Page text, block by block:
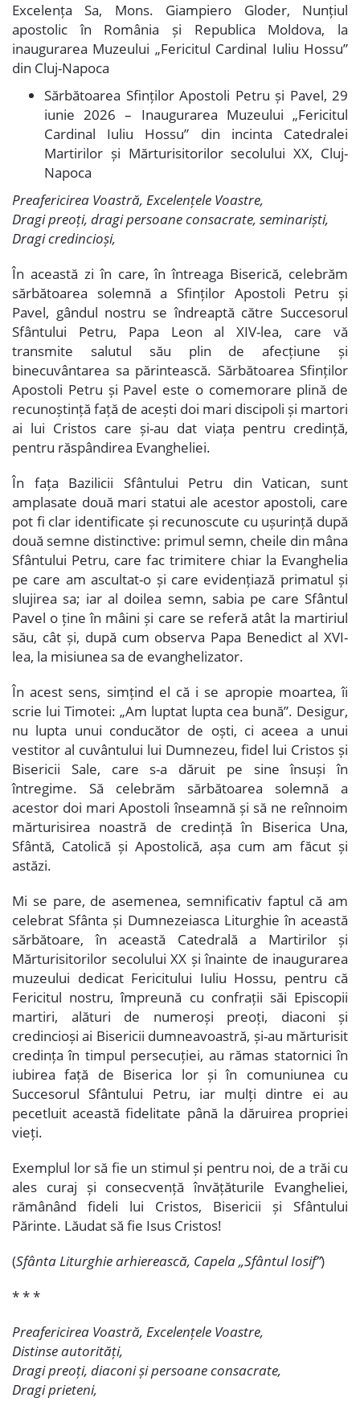
Excelența Sa, Mons. Giampiero Gloder, Nunțiul
apostolic în România și Republica Moldova, la
inaugurarea Muzeului „Fericitul Cardinal Iuliu Hossu”
din Cluj-Napoca
Sărbătoarea Sfinților Apostoli Petru și Pavel, 29
iunie 2026 – Inaugurarea Muzeului „Fericitul
Cardinal Iuliu Hossu” din incinta Catedralei
Martirilor și Mărturisitorilor secolului XX, Cluj-
Napoca
Preafericirea Voastră, Excelențele Voastre,
Dragi preoți, dragi persoane consacrate, seminariști,
Dragi credincioși,
În această zi în care, în întreaga Biserică, celebrăm
sărbătoarea solemnă a Sfinților Apostoli Petru și
Pavel, gândul nostru se îndreaptă către Succesorul
Sfântului Petru, Papa Leon al XIV-lea, care vă
transmite salutul său plin de afecțiune și
binecuvântarea sa părintească. Sărbătoarea Sfinților
Apostoli Petru și Pavel este o comemorare plină de
recunoștință față de acești doi mari discipoli și martori
ai lui Cristos care și-au dat viața pentru credință,
pentru răspândirea Evangheliei.
În fața Bazilicii Sfântului Petru din Vatican, sunt
amplasate două mari statui ale acestor apostoli, care
pot fi clar identificate și recunoscute cu ușurință după
două semne distinctive: primul semn, cheile din mâna
Sfântului Petru, care fac trimitere chiar la Evanghelia
pe care am ascultat-o și care evidențiază primatul și
slujirea sa; iar al doilea semn, sabia pe care Sfântul
Pavel o ține în mâini și care se referă atât la martiriul
său, cât și, după cum observa Papa Benedict al XVI-
lea, la misiunea sa de evanghelizator.
În acest sens, simțind el că i se apropie moartea, îi
scrie lui Timotei: „Am luptat lupta cea bună”. Desigur,
nu lupta unui conducător de oști, ci aceea a unui
vestitor al cuvântului lui Dumnezeu, fidel lui Cristos și
Bisericii Sale, care s-a dăruit pe sine însuși în
întregime. Să celebrăm sărbătoarea solemnă a
acestor doi mari Apostoli înseamnă și să ne reînnoim
mărturisirea noastră de credință în Biserica Una,
Sfântă, Catolică și Apostolică, așa cum am făcut și
astăzi.
Mi se pare, de asemenea, semnificativ faptul că am
celebrat Sfânta și Dumnezeiasca Liturghie în această
sărbătoare, în această Catedrală a Martirilor și
Mărturisitorilor secolului XX și înainte de inaugurarea
muzeului dedicat Fericitului Iuliu Hossu, pentru că
Fericitul nostru, împreună cu confrații săi Episcopii
martiri, alături de numeroși preoți, diaconi și
credincioși ai Bisericii dumneavoastră, și-au mărturisit
credința în timpul persecuției, au rămas statornici în
iubirea față de Biserica lor și în comuniunea cu
Succesorul Sfântului Petru, iar mulți dintre ei au
pecetluit această fidelitate până la dăruirea propriei
vieți.
Exemplul lor să fie un stimul și pentru noi, de a trăi cu
ales curaj și consecvență învățăturile Evangheliei,
rămânând fideli lui Cristos, Bisericii și Sfântului
Părinte. Lăudat să fie Isus Cristos!
(Sfânta Liturghie arhierească, Capela „Sfântul Iosif”)
* * *
Preafericirea Voastră, Excelențele Voastre,
Distinse autorități,
Dragi preoți, diaconi și persoane consacrate,
Dragi prieteni,